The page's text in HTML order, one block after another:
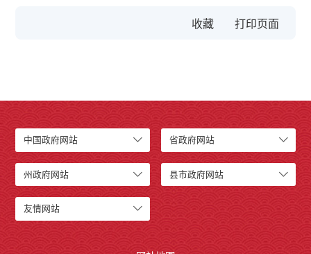
收藏
中国政府网站 省政府网站
州政府网站 县市政府网站
友情网站